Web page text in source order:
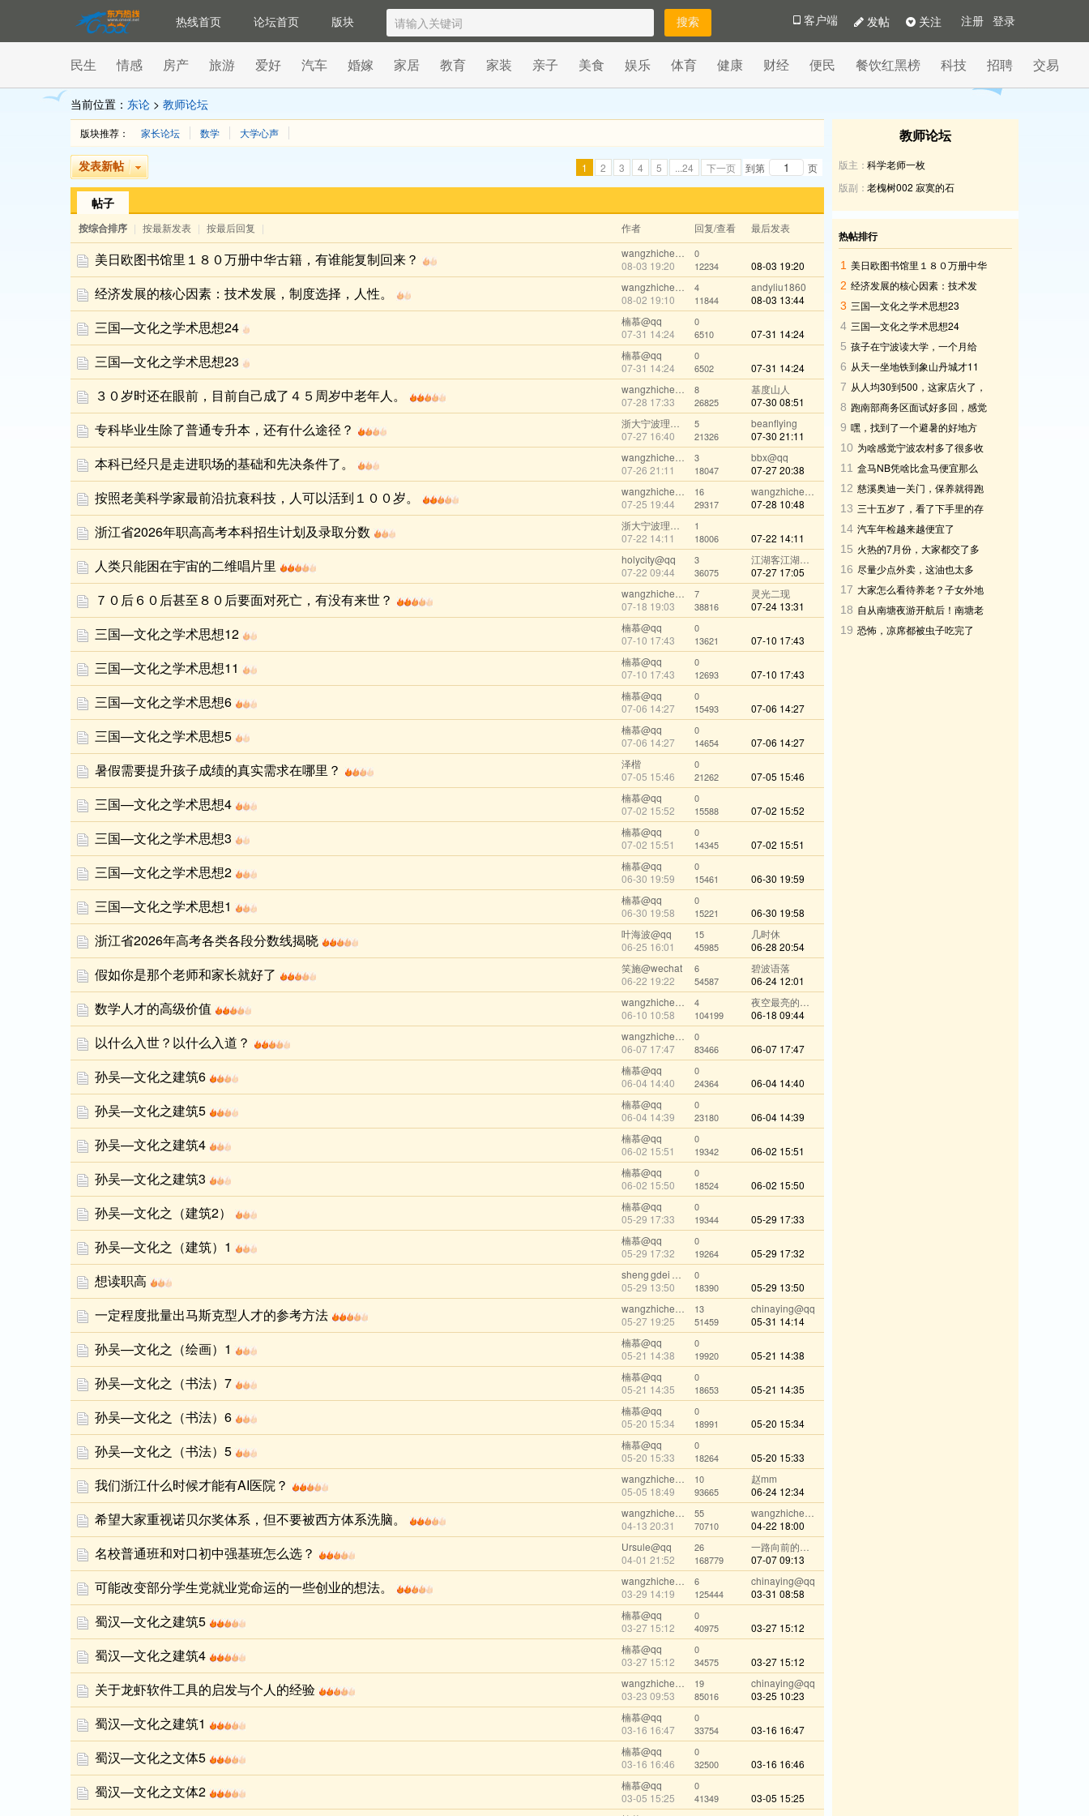
热线首页 论坛首页 版块 注册 登录
关注
发帖
客户端
民生 情感 房产 旅游 爱好 汽车 婚嫁 家居 教育 家装 亲子 美食 娱乐 体育 健康 财经 便民 餐饮红黑榜 科技 招聘 交易
当前位置： 东论 > 教师论坛
版块推荐： 家长论坛 数学 大学心声
发表新帖 1 2 3 4 5 ...24 下一页 到第 页
帖子
按综合排序 | 按最新发表 | 按最后回复 | 作者 回复/查看 最后发表
美日欧图书馆里１８０万册中华古籍，有谁能复制回来？
08-03 19:20
0
12234
08-03 19:20
经济发展的核心因素：技术发展，制度选择，人性。
08-02 19:10
4
11844
andyliu1860
08-03 13:44
三国—文化之学术思想24
楠慕@qq
07-31 14:24
0
6510
07-31 14:24
三国—文化之学术思想23
楠慕@qq
07-31 14:24
0
6502
07-31 14:24
３０岁时还在眼前，目前自己成了４５周岁中老年人。
07-28 17:33
8
26825
基度山人
07-30 08:51
专科毕业生除了普通专升本，还有什么途径？
07-27 16:40
5
21326
beanflying
07-30 21:11
本科已经只是走进职场的基础和先决条件了。
07-26 21:11
3
18047
bbx@qq
07-27 20:38
按照老美科学家最前沿抗衰科技，人可以活到１００岁。
07-25 19:44
16
29317
07-28 10:48
浙江省2026年职高高考本科招生计划及录取分数
07-22 14:11
1
18006
07-22 14:11
人类只能困在宇宙的二维唱片里
holycity@qq
07-22 09:44
3
36075
07-27 17:05
７０后６０后甚至８０后要面对死亡，有没有来世？
07-18 19:03
7
38816
灵光二现
07-24 13:31
三国—文化之学术思想12
楠慕@qq
07-10 17:43
0
13621
07-10 17:43
三国—文化之学术思想11
楠慕@qq
07-10 17:43
0
12693
07-10 17:43
三国—文化之学术思想6
楠慕@qq
07-06 14:27
0
15493
07-06 14:27
三国—文化之学术思想5
楠慕@qq
07-06 14:27
0
14654
07-06 14:27
暑假需要提升孩子成绩的真实需求在哪里？
泽楷
07-05 15:46
0
21262
07-05 15:46
三国—文化之学术思想4
楠慕@qq
07-02 15:52
0
15588
07-02 15:52
三国—文化之学术思想3
楠慕@qq
07-02 15:51
0
14345
07-02 15:51
三国—文化之学术思想2
楠慕@qq
06-30 19:59
0
15461
06-30 19:59
三国—文化之学术思想1
楠慕@qq
06-30 19:58
0
15221
06-30 19:58
浙江省2026年高考各类各段分数线揭晓
叶海波@qq
06-25 16:01
15
45985
几时休
06-28 20:54
假如你是那个老师和家长就好了
笑施@wechat
06-22 19:22
6
54587
碧波语落
06-24 12:01
数学人才的高级价值
06-10 10:58
4
104199
06-18 09:44
以什么入世？以什么入道？
06-07 17:47
0
83466
06-07 17:47
孙吴—文化之建筑6
楠慕@qq
06-04 14:40
0
24364
06-04 14:40
孙吴—文化之建筑5
楠慕@qq
06-04 14:39
0
23180
06-04 14:39
孙吴—文化之建筑4
楠慕@qq
06-02 15:51
0
19342
06-02 15:51
孙吴—文化之建筑3
楠慕@qq
06-02 15:50
0
18524
06-02 15:50
孙吴—文化之（建筑2）
楠慕@qq
05-29 17:33
0
19344
05-29 17:33
孙吴—文化之（建筑）1
楠慕@qq
05-29 17:32
0
19264
05-29 17:32
想读职高
05-29 13:50
0
18390
05-29 13:50
一定程度批量出马斯克型人才的参考方法
05-27 19:25
13
51459
chinaying@qq
05-31 14:14
孙吴—文化之（绘画）1
楠慕@qq
05-21 14:38
0
19920
05-21 14:38
孙吴—文化之（书法）7
楠慕@qq
05-21 14:35
0
18653
05-21 14:35
孙吴—文化之（书法）6
楠慕@qq
05-20 15:34
0
18991
05-20 15:34
孙吴—文化之（书法）5
楠慕@qq
05-20 15:33
0
18264
05-20 15:33
我们浙江什么时候才能有AI医院？
05-05 18:49
10
93665
赵mm
06-24 12:34
希望大家重视诺贝尔奖体系，但不要被西方体系洗脑。
04-13 20:31
55
70710
04-22 18:00
名校普通班和对口初中强基班怎么选？
Ursule@qq
04-01 21:52
26
168779
07-07 09:13
可能改变部分学生党就业党命运的一些创业的想法。
03-29 14:19
6
125444
chinaying@qq
03-31 08:58
蜀汉—文化之建筑5
楠慕@qq
03-27 15:12
0
40975
03-27 15:12
蜀汉—文化之建筑4
楠慕@qq
03-27 15:12
0
34575
03-27 15:12
关于龙虾软件工具的启发与个人的经验
03-23 09:53
19
85016
chinaying@qq
03-25 10:23
蜀汉—文化之建筑1
楠慕@qq
03-16 16:47
0
33754
03-16 16:47
蜀汉—文化之文体5
楠慕@qq
03-16 16:46
0
32500
03-16 16:46
蜀汉—文化之文体2
楠慕@qq
03-05 15:25
0
41349
03-05 15:25
教师论坛
版主：科学老师一枚
版副：老槐树002 寂寞的石
热帖排行
1 美日欧图书馆里１８０万册中华
古籍，有谁能复制回来？
2 经济发展的核心因素：技术发
展，制度选择，人性。
3 三国—文化之学术思想23
4 三国—文化之学术思想24
5 孩子在宁波读大学，一个月给
2000元生活费够吗
6 从天一坐地铁到象山丹城才11
元，这价格太划算了吧
7 从人均30到500，这家店火了，
我却再也不想去
8 跑南部商务区面试好多回，感觉
在这边上班有点压抑
9 嘿，找到了一个避暑的好地方
10 为啥感觉宁波农村多了很多收
费杆，是车太多了吗
11 盒马NB凭啥比盒马便宜那么
多？
12 慈溪奥迪一关门，保养就得跑
杭州？这谁扛得住
13 三十五岁了，看了下手里的存
款十五万，这正常吗?
14 汽车年检越来越便宜了
15 火热的7月份，大家都交了多
少钱电费？
16 尽量少点外卖，这油也太多
了，难怪吃了会长胖
17 大家怎么看待养老？子女外地
定居不愿回宁波咋办
18 自从南塘夜游开航后！南塘老
街每天都是人从众
19 恐怖，凉席都被虫子吃完了